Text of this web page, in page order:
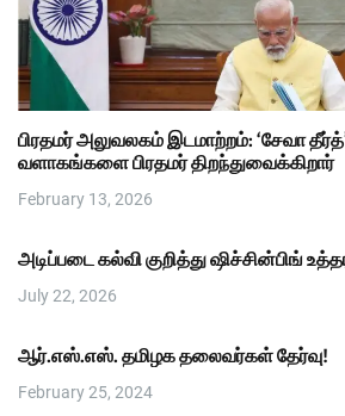
பிரதமர் அலுவலகம் இடமாற்றம்: ‘சேவா
வளாகங்களை பிரதமர் திறந்துவைக்கிறார்
February 13, 2026
அடிப்படை கல்வி குறித்து ஷிச்சின்பிங்
July 22, 2026
ஆர்.எஸ்.எஸ். தமிழக தலைவர்கள் தேர்வு!
February 25, 2024